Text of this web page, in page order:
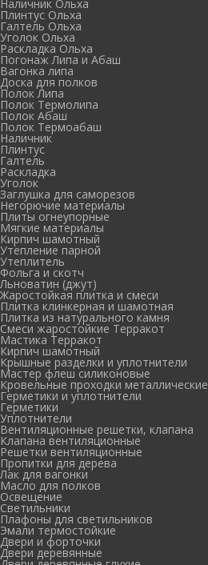
Наличник Ольха
Плинтус Ольха
Галтель Ольха
Уголок Ольха
Раскладка Ольха
Погонаж Липа и Абаш
Вагонка липа
Доска для полков
Полок Липа
Полок Термолипа
Полок Абаш
Полок Термоабаш
Наличник
Плинтус
Галтель
Раскладка
Уголок
Заглушка для саморезов
Негорючие материалы
Плиты огнеупорные
Мягкие материалы
Кирпич шамотный
Утепление парной
Утеплитель
Фольга и скотч
Льноватин (джут)
Жаростойкая плитка и смеси
Плитка клинкерная и шамотная
Плитка из натурального камня
Смеси жаростойкие Терракот
Мастика Терракот
Кирпич шамотный
Крышные разделки и уплотнители
Мастер флеш силиконовые
Кровельные проходки металлические
Герметики и уплотнители
Герметики
Уплотнители
Вентиляционные решетки, клапана
Клапана вентиляционные
Решетки вентиляционные
Пропитки для дерева
Лак для вагонки
Масло для полков
Освещение
Светильники
Плафоны для светильников
Эмали термостойкие
Двери и форточки
Двери деревянные